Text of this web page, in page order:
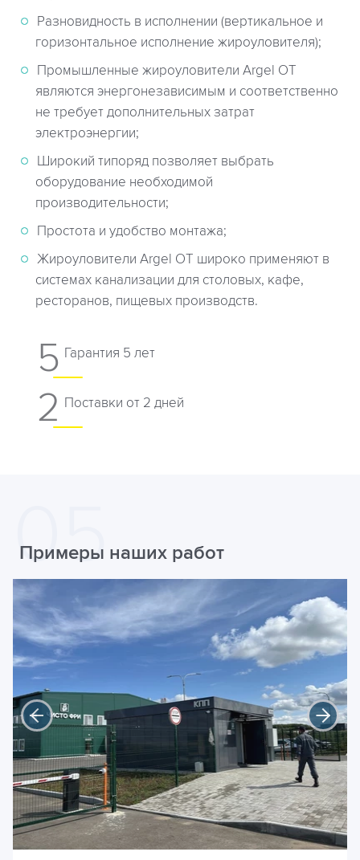
Разновидность в исполнении (вертикальное и
горизонтальное исполнение жироуловителя);
Промышленные жироуловители Argel OT
являются энергонезависимым и соответственно
не требует дополнительных затрат
электроэнергии;
Широкий типоряд позволяет выбрать
оборудование необходимой
производительности;
Простота и удобство монтажа;
Жироуловители Argel OT широко применяют в
системах канализации для столовых, кафе,
ресторанов, пищевых производств.
5 Гарантия 5 лет
2 Поставки от 2 дней
Примеры наших работ